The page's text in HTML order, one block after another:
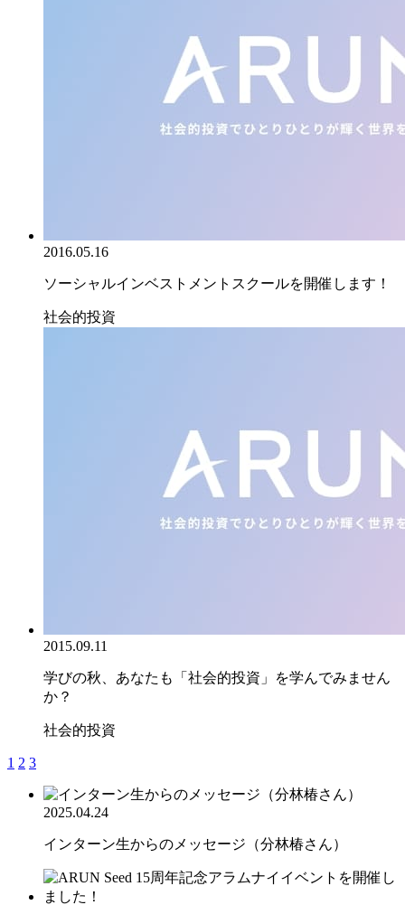
2016.05.16
ソーシャルインベストメントスクールを開催します！
社会的投資
2015.09.11
学びの秋、あなたも「社会的投資」を学んでみません
か？
社会的投資
1 2 3
2025.04.24
インターン生からのメッセージ（分林椿さん）